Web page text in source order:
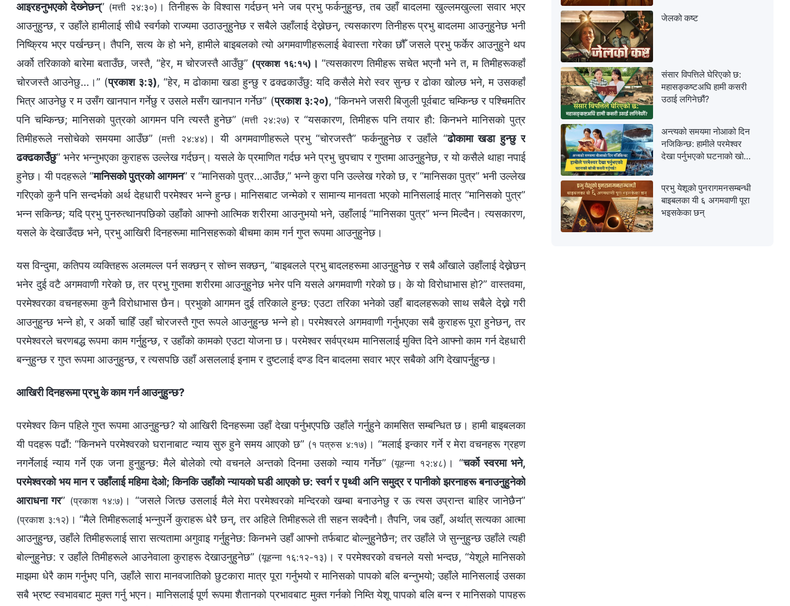
आइरहनुभएको देख्‍नेछन्” (मत्ती २४:३०) । तिनीहरू के विश्‍वास गर्दछन् भने जब प्रभु फर्कनुहुन्छ, तब उहाँ बादलमा खुल्लमखुल्ला सवार भएर
आउनुहुन्छ, र उहाँले हामीलाई सीधै स्वर्गको राज्यमा उठाउनुहुनेछ र सबैले उहाँलाई देख्नेछन्, त्यसकारण तिनीहरू प्रभु बादलमा आउनुहुनेछ भनी
निष्क्रिय भएर पर्खन्छन्। तैपनि, सत्य के हो भने, हामीले बाइबलको त्यो अगमवाणीहरूलाई बेवास्ता गरेका छौँ जसले प्रभु फर्केर आउनुहुने थप
अर्को तरिकाको बारेमा बताउँछ, जस्तै, “हेर, म चोरजस्तै आउँछु” (प्रकाश १६:१५) । “त्यसकारण तिमीहरू सचेत भएनौ भने त, म तिमीहरूकहाँ
चोरजस्तै आउनेछु…।” (प्रकाश ३:३), “हेर, म ढोकामा खडा हुन्छु र ढक्‍ढकाउँछु: यदि कसैले मेरो स्वर सुन्‍छ र ढोका खोल्‍छ भने, म उसकहाँ
भित्र आउनेछु र म उसँग खानपान गर्नेछु र उसले मसँग खानपान गर्नेछ” (प्रकाश ३:२०), “किनभने जसरी बिजुली पूर्वबाट चम्‍किन्‍छ र पश्‍चिमतिर
पनि चम्‍किन्‍छ; मानिसको पुत्रको आगमन पनि त्यस्तै हुनेछ” (मत्ती २४:२७) र “यसकारण, तिमीहरू पनि तयार हौ: किनभने मानिसको पुत्र
तिमीहरूले नसोचेको समयमा आउँछ” (मत्ती २४:४४) । यी अगमवाणीहरूले प्रभु “चोरजस्तै” फर्कनुहुनेछ र उहाँले “ढोकामा खडा हुन्छु र
ढक्‍ढकाउँछु” भनेर भन्‍नुभएका कुराहरू उल्लेख गर्दछन्। यसले के प्रमाणित गर्दछ भने प्रभु चुपचाप र गुप्तमा आउनुहुनेछ, र यो कसैले थाहा नपाई
हुनेछ। यी पदहरूले “मानिसको पुत्रको आगमन” र “मानिसको पुत्र…आउँछ,” भन्ने कुरा पनि उल्लेख गरेको छ, र “मानिसका पुत्र” भनी उल्‍लेख
गरिएको कुनै पनि सन्दर्भको अर्थ देहधारी परमेश्‍वर भन्‍ने हुन्छ। मानिसबाट जन्मेको र सामान्य मानवता भएको मानिसलाई मात्र “मानिसको पुत्र”
भन्न सकिन्छ; यदि प्रभु पुनरुत्थानपछिको उहाँको आफ्नो आत्मिक शरीरमा आउनुभयो भने, उहाँलाई “मानिसका पुत्र” भन्न मिल्दैन। त्यसकारण,
यसले के देखाउँदछ भने, प्रभु आखिरी दिनहरूमा मानिसहरूको बीचमा काम गर्न गुप्त रूपमा आउनुहुनेछ।
यस विन्दुमा, कतिपय व्यक्तिहरू अलमल्ल पर्न सक्छन् र सोच्न सक्छन्, “बाइबलले प्रभु बादलहरूमा आउनुहुनेछ र सबै आँखाले उहाँलाई देख्नेछन्
भनेर दुई वटै अगमवाणी गरेको छ, तर प्रभु गुप्तमा शरीरमा आउनुहुनेछ भनेर पनि यसले अगमवाणी गरेको छ। के यो विरोधाभास हो?” वास्तवमा,
परमेश्‍वरका वचनहरूमा कुनै विरोधाभास छैन। प्रभुको आगमन दुई तरिकाले हुन्छ: एउटा तरिका भनेको उहाँ बादलहरूको साथ सबैले देख्ने गरी
आउनुहुन्छ भन्‍ने हो, र अर्को चाहिँ उहाँ चोरजस्तै गुप्त रूपले आउनुहुन्छ भन्‍ने हो। परमेश्‍वरले अगमवाणी गर्नुभएका सबै कुराहरू पूरा हुनेछन्, तर
परमेश्‍वरले चरणबद्ध रूपमा काम गर्नुहुन्छ, र उहाँको कामको एउटा योजना छ। परमेश्‍वर सर्वप्रथम मानिसलाई मुक्ति दिने आफ्‍नो काम गर्न देहधारी
बन्नुहुन्छ र गुप्त रूपमा आउनुहुन्छ, र त्यसपछि उहाँ असललाई इनाम र दुष्टलाई दण्ड दिन बादलमा सवार भएर सबैको अगि देखापर्नुहुन्छ।
आखिरी दिनहरूमा प्रभु के काम गर्न आउनुहुन्छ?
परमेश्‍वर किन पहिले गुप्त रूपमा आउनुहुन्छ? यो आखिरी दिनहरूमा उहाँ देखा पर्नुभएपछि उहाँले गर्नुहुने कामसित सम्बन्धित छ। हामी बाइबलका
यी पदहरू पढौं: “किनभने परमेश्‍वरको घरानाबाट न्याय सुरु हुने समय आएको छ” (१ पत्रुस ४:१७) । “मलाई इन्कार गर्ने र मेरा वचनहरू ग्रहण
नगर्नेलाई न्याय गर्ने एक जना हुनुहुन्छ: मैले बोलेको त्यो वचनले अन्तको दिनमा उसको न्याय गर्नेछ” (यूहन्ना १२:४८) । “चर्को स्वरमा भने,
परमेश्‍वरको भय मान र उहाँलाई महिमा देओ; किनकि उहाँको न्यायको घडी आएको छ: स्वर्ग र पृथ्वी अनि समुद्र र पानीको झरनाहरू बनाउनुहुनेको
आराधना गर” (प्रकाश १४:७) । “जसले जित्छ उसलाई मैले मेरा परमेश्‍वरको मन्दिरको खम्बा बनाउनेछु र ऊ त्यस उप्रान्त बाहिर जानेछैन”
(प्रकाश ३:१२) । “मैले तिमीहरूलाई भन्‍नुपर्ने कुराहरू धेरै छन्, तर अहिले तिमीहरूले ती सहन सक्‍दैनौ। तैपनि, जब उहाँ, अर्थात् सत्यका आत्मा
आउनुहुन्छ, उहाँले तिमीहरूलाई सारा सत्यतामा अगुवाइ गर्नुहुनेछ: किनभने उहाँ आफ्‍नो तर्फबाट बोल्‍नुहुनेछैन; तर उहाँले जे सुन्‍नुहुन्‍छ उहाँले त्यही
बोल्‍नुहुनेछ: र उहाँले तिमीहरूले आउनेवाला कुराहरू देखाउनुहुनेछ” (यूहन्‍ना १६:१२-१३) । र परमेश्‍वरको वचनले यसो भन्दछ, “येशूले मानिसको
माझमा धेरै काम गर्नुभए पनि, उहाँले सारा मानवजातिको छुटकारा मात्र पूरा गर्नुभयो र मानिसको पापको बलि बन्नुभयो; उहाँले मानिसलाई उसका
सबै भ्रष्ट स्वभावबाट मुक्त गर्नु भएन। मानिसलाई पूर्ण रूपमा शैतानको प्रभावबाट मुक्त गर्नको निम्ति येशू पापको बलि बन्न र मानिसको पापहरू
जेलको कष्ट
संसार विपत्तिले घेरिएको छ:
महासङ्कष्टअघि हामी कसरी
उठाई लगिनेछौं?
अन्त्यको समयमा नोआको दिन
नजिकिन्छ: हामीले परमेश्‍वर
देखा पर्नुभएको घटनाको खोजी
प्रभु येशूको पुनरागमनसम्‍बन्धी
बाइबलका यी ६ अगमवाणी पूरा
भइसकेका छन्